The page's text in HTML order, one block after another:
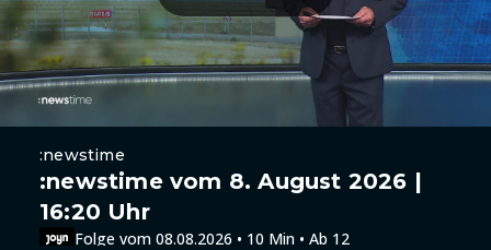
:newstime
:newstime vom 8. August 2026 |
16:20 Uhr
Folge vom 08.08.2026 • 10 Min • Ab 12